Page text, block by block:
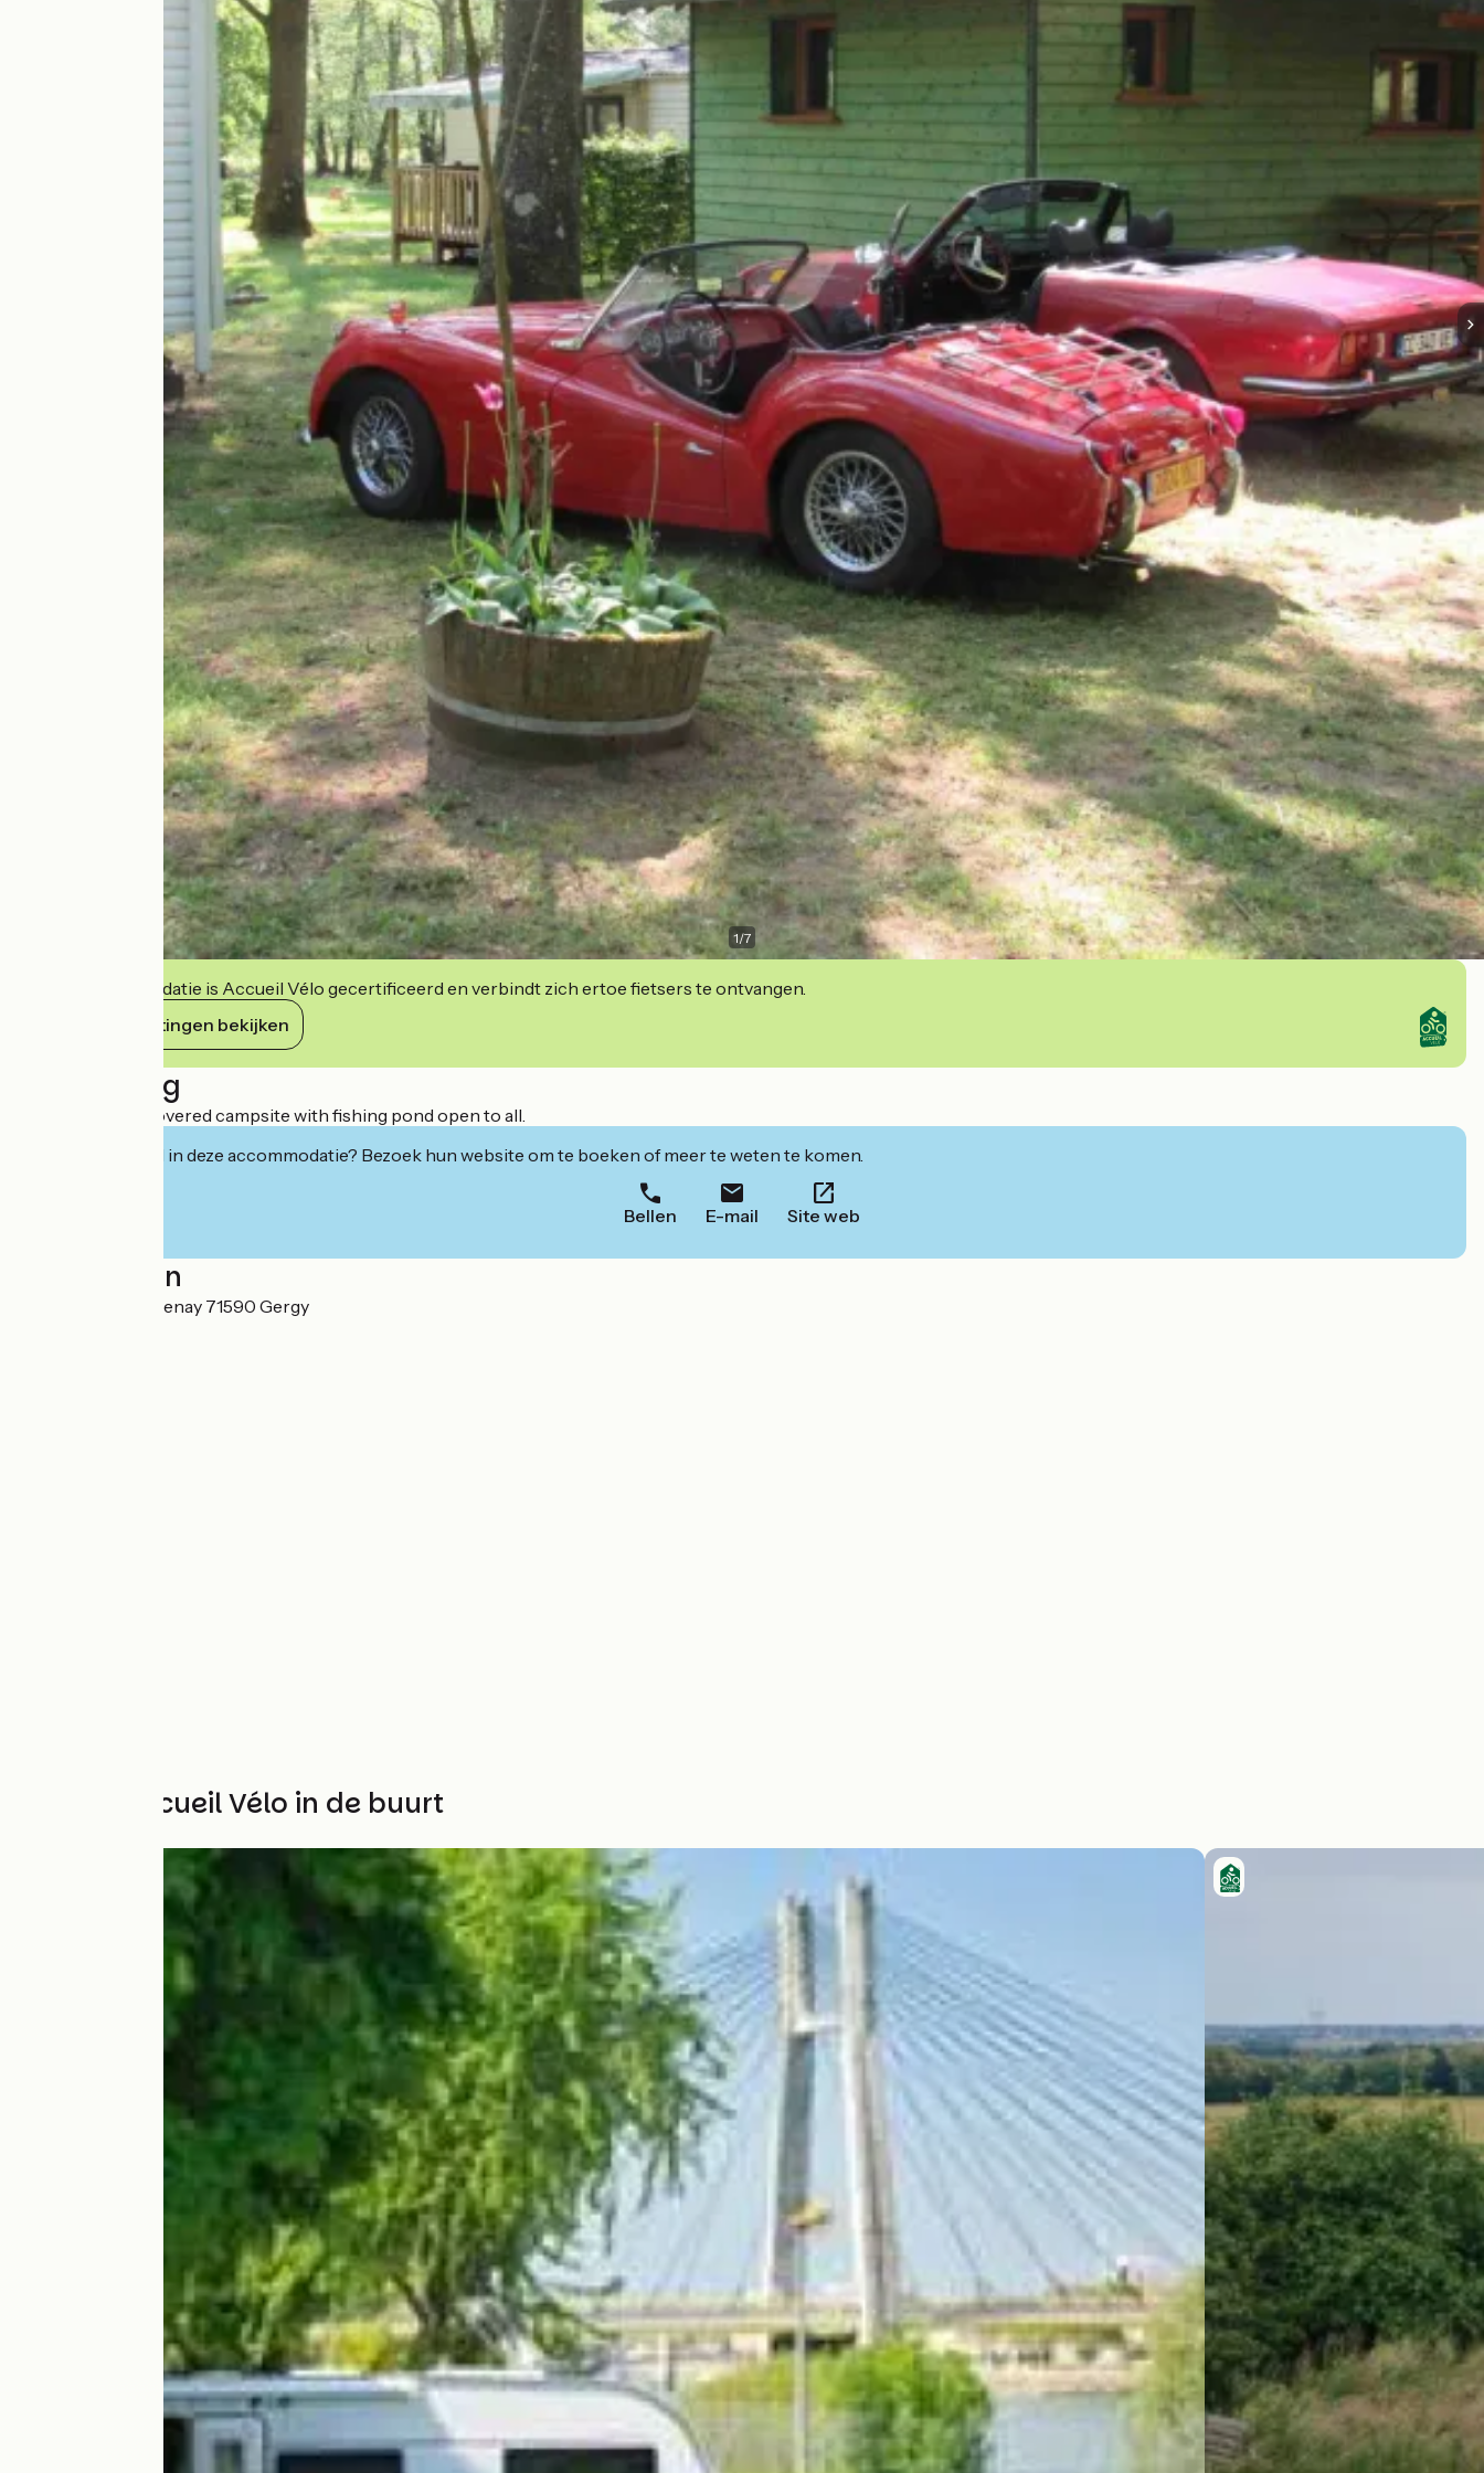
1/7
Deze accommodatie is Accueil Vélo gecertificeerd en verbindt zich ertoe fietsers te ontvangen.
Haar verplichtingen bekijken
Beschrijving
Very quiet, tree covered campsite with fishing pond open to all.
Geïnteresseerd in deze accommodatie? Bezoek hun website om te boeken of meer te weten te komen.
Bellen E-mail Site web
Localisation
14 chemin de Sassenay 71590 Gergy
Andere Accueil Vélo in de buurt